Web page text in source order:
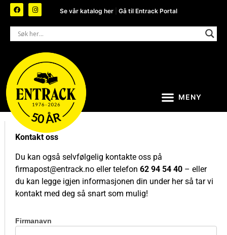
Se vår katalog her |Gå til Entrack Portal
Kontakt oss
Du kan også selvfølgelig kontakte oss på
firmapost@entrack.noeller telefon 62 94 54 40– eller
du kan legge igjen informasjonen din under her så tar vi
kontakt med deg så snart som mulig!
Kontakt
Firmanavn